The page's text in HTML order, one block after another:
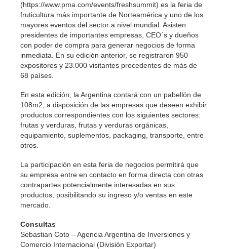
(https://www.pma.com/events/freshsummit) es la feria de
fruticultura más importante de Norteamérica y uno de los
mayores eventos del sector a nivel mundial. Asisten
presidentes de importantes empresas, CEO´s y dueños
con poder de compra para generar negocios de forma
inmediata. En su edición anterior, se registraron 950
expositores y 23.000 visitantes procedentes de más de
68 países.
En esta edición, la Argentina contará con un pabellón de
108m2, a disposición de las empresas que deseen exhibir
productos correspondientes con los siguientes sectores:
frutas y verduras, frutas y verduras orgánicas,
equipamiento, suplementos, packaging, transporte, entre
otros.
La participación en esta feria de negocios permitirá que
su empresa entre en contacto en forma directa con otras
contrapartes potencialmente interesadas en sus
productos, posibilitando su ingreso y/o ventas en este
mercado.
Consultas
Sebastian Coto – Agencia Argentina de Inversiones y
Comercio Internacional (División Exportar)